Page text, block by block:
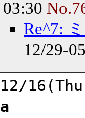
03:30
Re^7:
12/29-
12/